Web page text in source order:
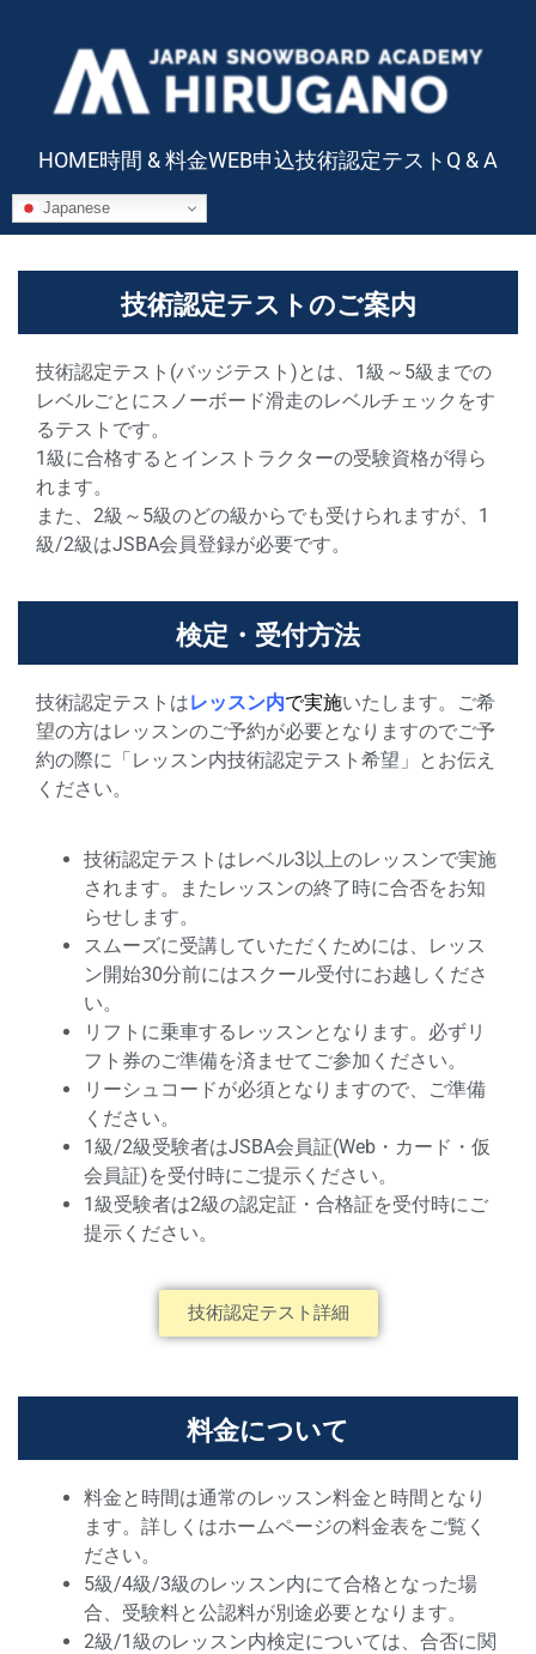
HOME時間 & 料金WEB申込技術認定テスト Q & A
Japanese
技術認定テストのご案内
技術認定テスト(バッジテスト)とは、1級～5級までの
レベルごとにスノーボード滑走のレベルチェックをす
るテストです。
1級に合格するとインストラクターの受験資格が得ら
れます。
また、2級～5級のどの級からでも受けられますが、1
級/2級はJSBA会員登録が必要です。
検定・受付方法
技術認定テストはレッスン内で実施いたします。ご希
望の方はレッスンのご予約が必要となりますのでご予
約の際に「レッスン内技術認定テスト希望」とお伝え
ください。
技術認定テストはレベル3以上のレッスンで実施
されます。またレッスンの終了時に合否をお知
らせします。
スムーズに受講していただくためには、レッス
ン開始30分前にはスクール受付にお越しくださ
い。
リフトに乗車するレッスンとなります。必ずリ
フト券のご準備を済ませてご参加ください。
リーシュコードが必須となりますので、ご準備
ください。
1級/2級受験者はJSBA会員証(Web・カード・仮
会員証)を受付時にご提示ください。
1級受験者は2級の認定証・合格証を受付時にご
提示ください。
技術認定テスト詳細
料金について
料金と時間は通常のレッスン料金と時間となり
ます。詳しくはホームページの料金表をご覧く
ださい。
5級/4級/3級のレッスン内にて合格となった場
合、受験料と公認料が別途必要となります。
2級/1級のレッスン内検定については、合否に関